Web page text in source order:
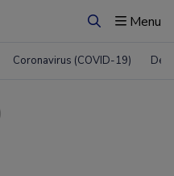
ZoekenMenu
Coronavirus (COVID-19)